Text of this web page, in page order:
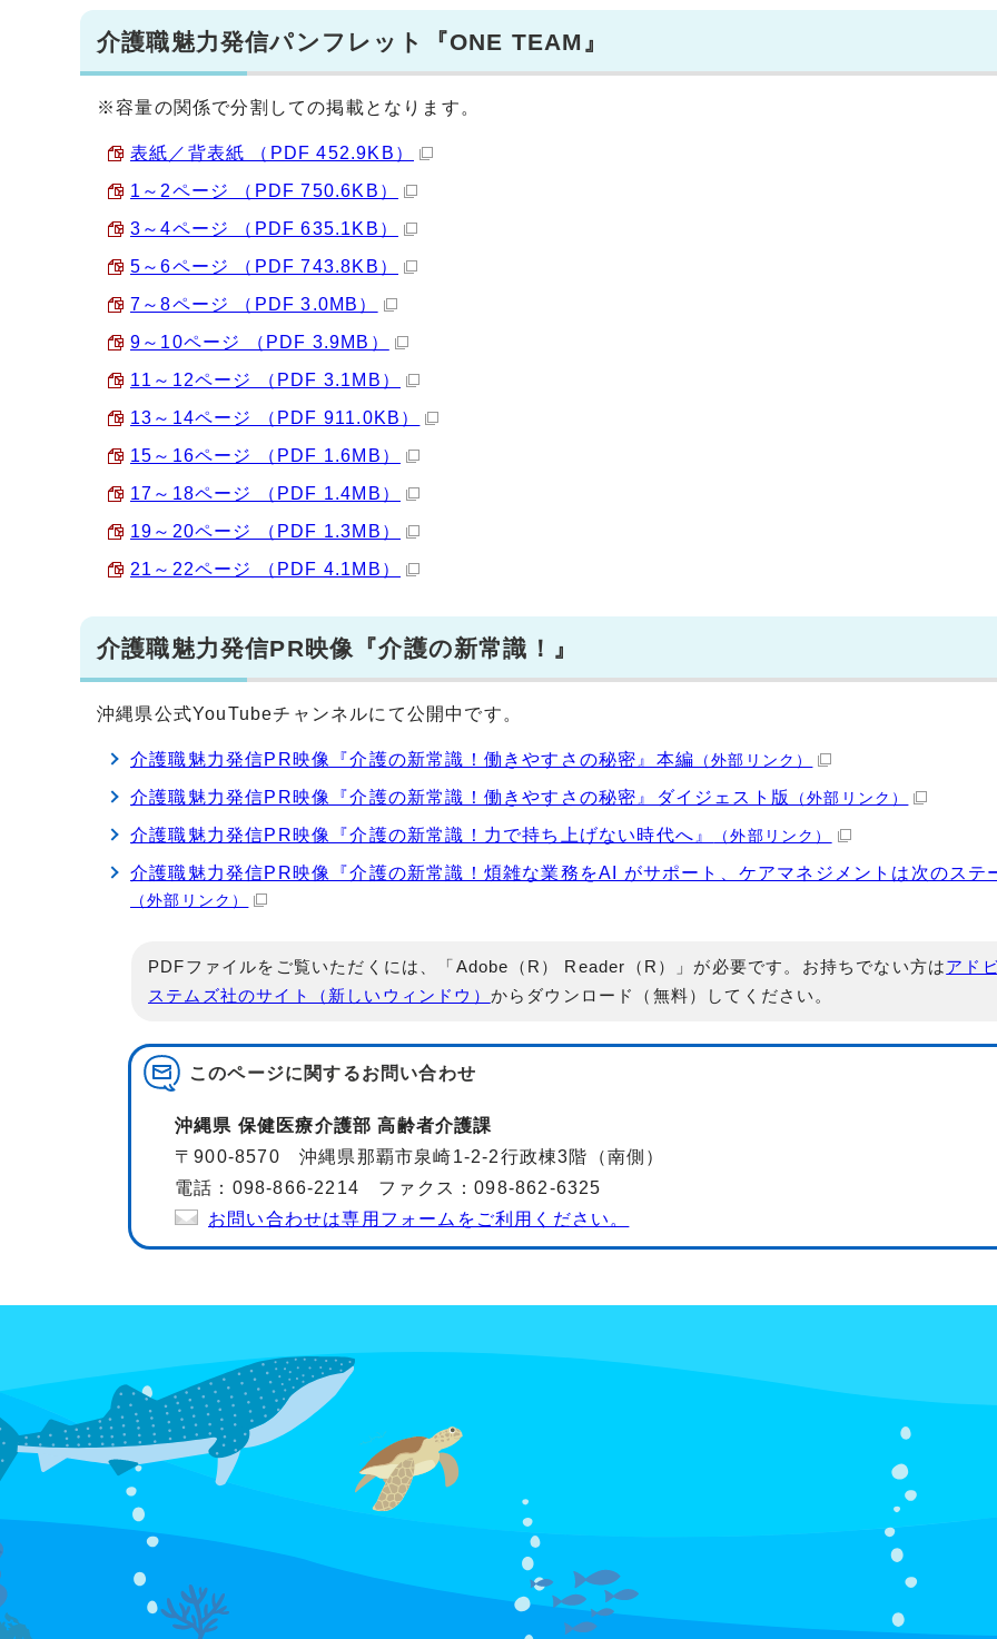
介護職魅力発信パンフレット『ONE TEAM』
※容量の関係で分割しての掲載となります。
表紙／背表紙 （PDF 452.9KB）
1～2ページ （PDF 750.6KB）
3～4ページ （PDF 635.1KB）
5～6ページ （PDF 743.8KB）
7～8ページ （PDF 3.0MB）
9～10ページ （PDF 3.9MB）
11～12ページ （PDF 3.1MB）
13～14ページ （PDF 911.0KB）
15～16ページ （PDF 1.6MB）
17～18ページ （PDF 1.4MB）
19～20ページ （PDF 1.3MB）
21～22ページ （PDF 4.1MB）
介護職魅力発信PR映像『介護の新常識！』
沖縄県公式YouTubeチャンネルにて公開中です。
介護職魅力発信PR映像『介護の新常識！働きやすさの秘密』本編 （外部リンク）
介護職魅力発信PR映像『介護の新常識！働きやすさの秘密』ダイジェスト版 （外部リンク）
介護職魅力発信PR映像『介護の新常識！力で持ち上げない時代へ』 （外部リンク）
介護職魅力発信PR映像『介護の新常識！煩雑な業務をAI がサポート、ケアマネジメントは次のステ
（外部リンク）
PDFファイルをご覧いただくには、「Adobe（R） Reader（R）」が必要です。お持ちでない方はアド
ステムズ社のサイト（新しいウィンドウ） からダウンロード（無料）してください。
このページに関するお問い合わせ
沖縄県 保健医療介護部 高齢者介護課
〒900-8570 沖縄県那覇市泉崎1-2-2行政棟3階（南側）
電話：098-866-2214 ファクス：098-862-6325
お問い合わせは専用フォームをご利用ください。